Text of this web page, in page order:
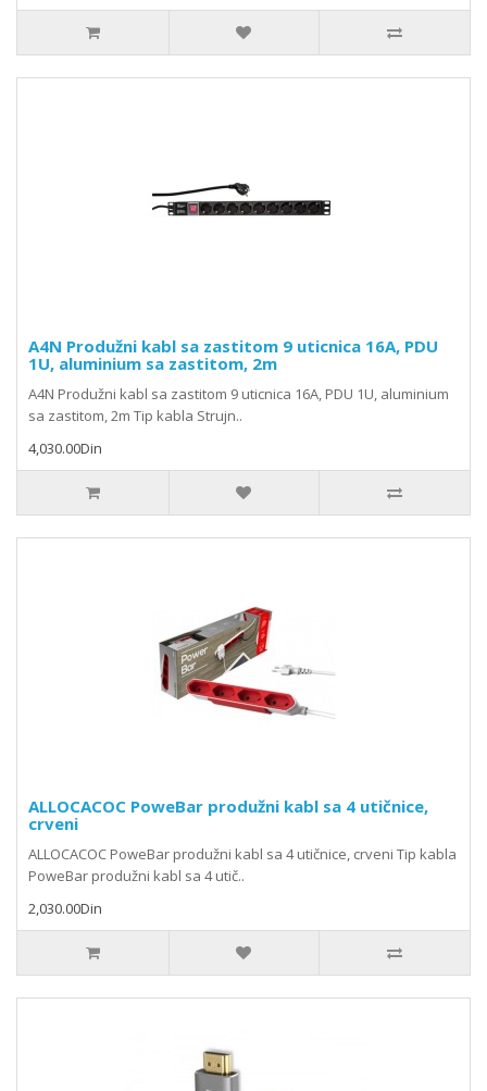
A4N Produžni kabl sa zastitom 9 uticnica 16A, PDU
1U, aluminium sa zastitom, 2m
A4N Produžni kabl sa zastitom 9 uticnica 16A, PDU 1U, aluminium
sa zastitom, 2m Tip kabla Strujn..
4,030.00Din
ALLOCACOC PoweBar produžni kabl sa 4 utičnice,
crveni
ALLOCACOC PoweBar produžni kabl sa 4 utičnice, crveni Tip kabla
PoweBar produžni kabl sa 4 utič..
2,030.00Din